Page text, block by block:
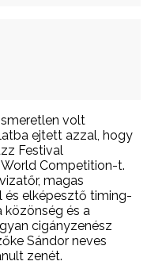
volt
ejtett azzal, hogy
Festival
World Competition-t.
magas
és elképesztő timing-
közönség és a
cigányzenész
Sándor neves
zenét.